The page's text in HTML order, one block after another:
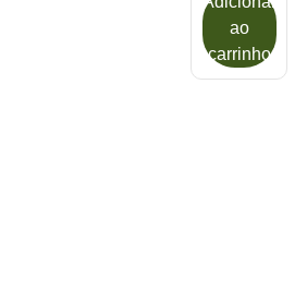
ao
carrinho